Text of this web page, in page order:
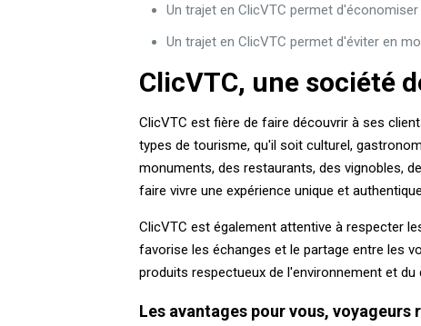
Un trajet en ClicVTC permet
Un trajet en ClicVTC permet d'éviter en
ClicVTC, une société
ClicVTC est fière de faire découvrir à ses
types de tourisme, qu'il soit culturel,
monuments, des restaurants, des vignobles,
faire vivre une expérience unique et
ClicVTC est également attentive à respecter
favorise les échanges et le partage entre les
produits respectueux de l'environnement et
Les avantages pour vous, voyageurs